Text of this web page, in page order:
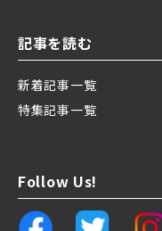
記事を読む
新着記事一覧
特集記事一覧
Follow Us!